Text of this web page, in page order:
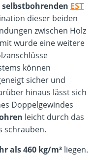
selbstbohrenden EST
dieser beiden
zwischen Holz
wurde eine weitere
können
sicher und
hinaus lässt sich
Doppelgewindes
leicht durch das
schrauben.
als 460 kg/m³ liegen.